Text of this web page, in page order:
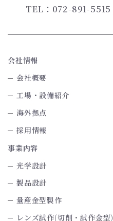
TEL：072-891-5515
会社情報
会社概要
工場・設備紹介
海外拠点
採用情報
事業内容
光学設計
製品設計
量産金型製作
レンズ試作(切削・試作金型)